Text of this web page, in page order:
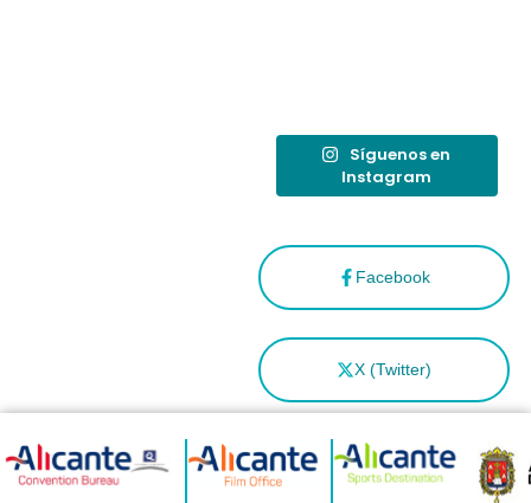
Facebook
X (Twitter)
Síguenos en
Instagram